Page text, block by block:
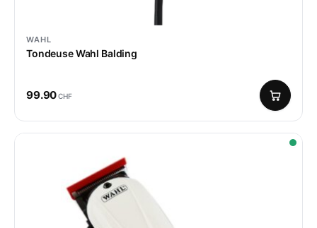
WAHL
Tondeuse Wahl Balding
99.90CHF